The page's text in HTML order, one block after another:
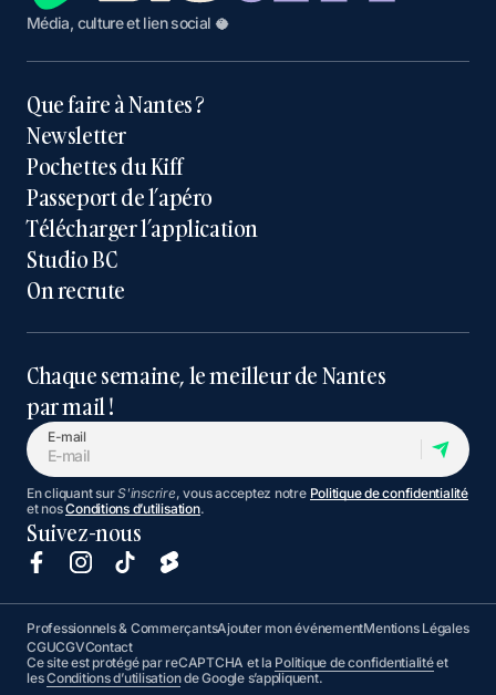
Média, culture et lien social 🥥
Que faire à Nantes ?
Newsletter
Pochettes du Kiff
Passeport de l’apéro
Télécharger l’application
Studio BC
On recrute
Chaque semaine, le meilleur de Nantes
par mail !
E-mail
En cliquant surS'inscrire, vous acceptez notre Politique de confidentialité
et nosConditions d’utilisation.
Suivez-nous
Professionnels & CommerçantsAjouter mon événementMentions Légales
CGUCGVContact
Ce site est protégé par reCAPTCHA et la Politique de confidentialitéet
lesConditions d’utilisationde Google s’appliquent.